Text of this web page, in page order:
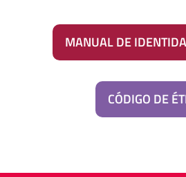
MANUAL DE
CÓDIGO DE